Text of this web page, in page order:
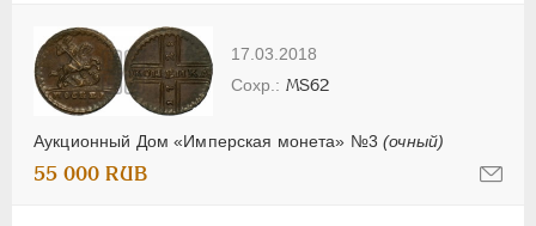
17.03.2018
Аукционный Дом «Имперская монета» №3(очный)
MS62
55 000 RUB